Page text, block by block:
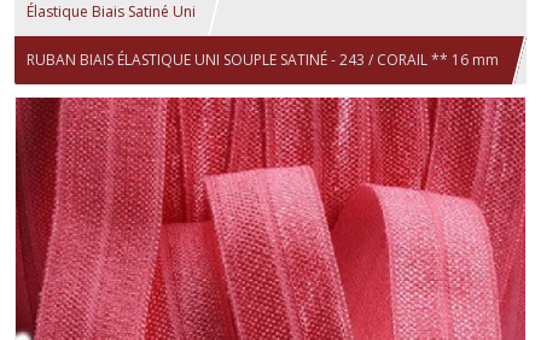
Élastique Biais Satiné Uni
RUBAN BIAIS ÉLASTIQUE UNI SOUPLE SATINÉ - 243 / CORAIL ** 16 mm
** FOE OEKO-TEX 100 - vendu au mètre